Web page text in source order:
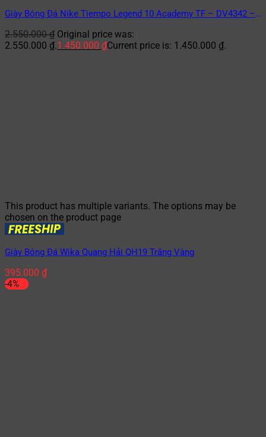
Giày Bóng Đá Nike Tiempo Legend 10 Academy TF – DV4342 –
2.550.000₫ Original price was:
2.550.000 ₫.1.450.000 ₫Current price is: 1.450.000 ₫.
This product has multiple variants. The options may be
chosen on the product page
Giày Bóng Đá Wika Quang Hải QH19 Trắng Vàng
395.000 ₫
-4%